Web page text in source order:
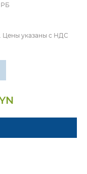
РБ
Цены указаны с НДС